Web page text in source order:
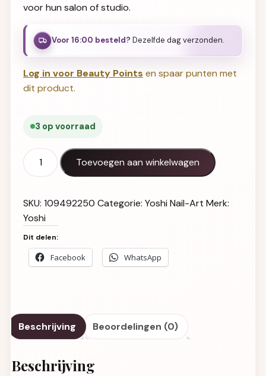
voor hun salon of studio.
Voor 16:00 besteld? Dezelfde dag verzonden.
Log in voor Beauty Points en spaar punten met
dit product.
3 op voorraad
MIRROR EFFECT UV LED NO 2 0,5 g aantal
Toevoegen aan winkelwagen
SKU: 109492250 Categorie: Yoshi Nail-Art Merk:
Yoshi
Dit delen:
Facebook WhatsApp
Beschrijving Beoordelingen (0)
Beschrijving